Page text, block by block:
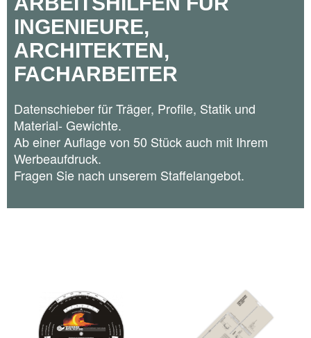
INDUSTRIE ALLGEMEIN
MEDIZIN
BOLUSRECHNER ICT-TRIO
INGENIEURE,
ARCHITEKTEN,
FACHARBEITER
Datenschieber für Träger, Profile, Statik und
Material- Gewichte.
Ab einer Auflage von 50 Stück auch mit Ihrem
Werbeaufdruck.
Fragen Sie nach unserem Staffelangebot.